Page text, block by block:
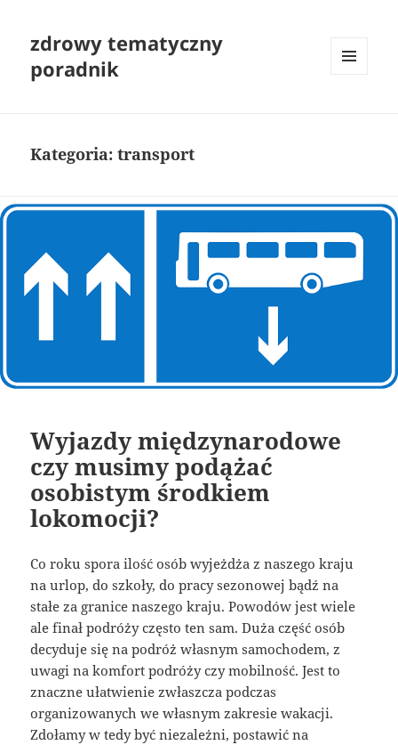
zdrowy tematyczny
poradnik
Kategoria:transport
Wyjazdy międzynarodowe
czy musimy podążać
osobistym środkiem
lokomocji?
Co roku spora ilość osób wyjeżdża z naszego kraju
na urlop, do szkoły, do pracy sezonowej bądź na
stałe za granice naszego kraju. Powodów jest wiele
ale finał podróży często ten sam. Duża część osób
decyduje się na podróż własnym samochodem, z
uwagi na komfort podróży czy mobilność. Jest to
znaczne ułatwienie zwłaszcza podczas
organizowanych we własnym zakresie wakacji.
Zdołamy w tedy być niezależni, postawić na